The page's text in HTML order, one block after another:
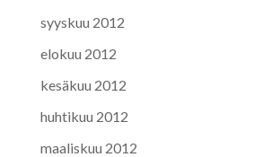
syyskuu 2012
elokuu 2012
kesäkuu 2012
huhtikuu 2012
maaliskuu 2012